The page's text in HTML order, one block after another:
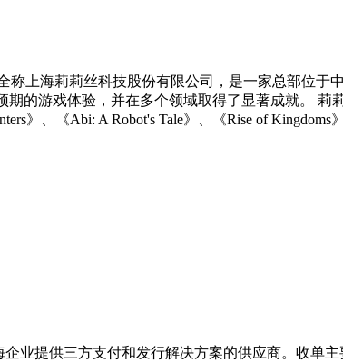
称上海莉莉丝科技股份有限公司，是一家总部位
期的游戏体验，并在多个领域取得了显著成就。
》、《Abi: A Robot's Tale》、《Rise of Kingdoms
企业提供三方支付和发行解决方案的供应商。收单